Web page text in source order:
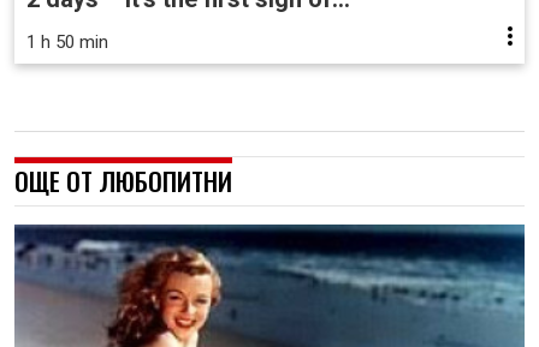
1 h 50 min
ОЩЕ ОТ ЛЮБОПИТНИ